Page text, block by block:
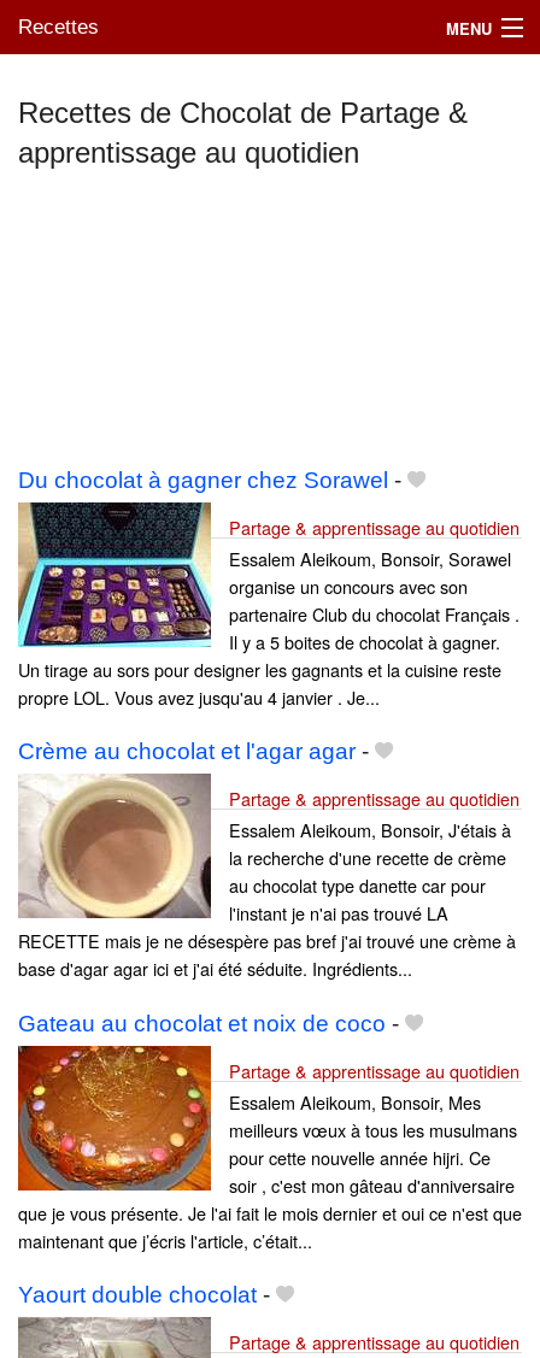
Recettes MENU
Mes blogs préférés
Recettes de Chocolat de Partage &
apprentissage au quotidien
Du chocolat à gagner chez Sorawel -
Partage & apprentissage au quotidien
Essalem Aleikoum, Bonsoir, Sorawel
organise un concours avec son
partenaire Club du chocolat Français .
Il y a 5 boites de chocolat à gagner.
Un tirage au sors pour designer les gagnants et la cuisine reste
propre LOL. Vous avez jusqu'au 4 janvier . Je...
Crème au chocolat et l'agar agar -
Partage & apprentissage au quotidien
Essalem Aleikoum, Bonsoir, J'étais à
la recherche d'une recette de crème
au chocolat type danette car pour
l'instant je n'ai pas trouvé LA
RECETTE mais je ne désespère pas bref j'ai trouvé une crème à
base d'agar agar ici et j'ai été séduite. Ingrédients...
Gateau au chocolat et noix de coco -
Partage & apprentissage au quotidien
Essalem Aleikoum, Bonsoir, Mes
meilleurs vœux à tous les musulmans
pour cette nouvelle année hijri. Ce
soir , c'est mon gâteau d'anniversaire
que je vous présente. Je l'ai fait le mois dernier et oui ce n'est que
maintenant que j’écris l'article, c’était...
Yaourt double chocolat -
Partage & apprentissage au quotidien